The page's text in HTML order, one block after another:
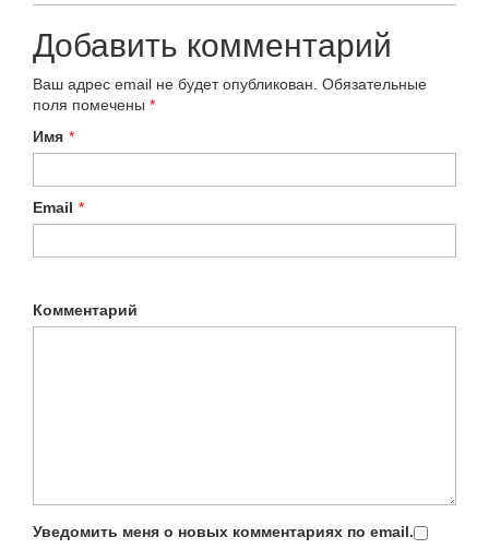
Добавить комментарий
Ваш адрес email не будет опубликован. Обязательные
поля помечены *
Имя *
Email *
Комментарий
Уведомить меня о новых комментариях по email.